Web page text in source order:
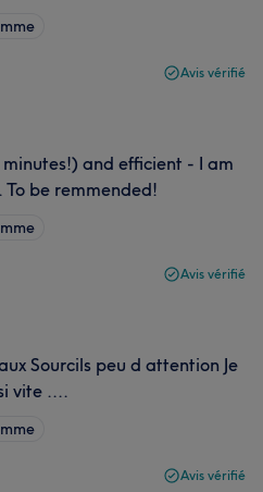
Avis vérifié
and efficient - I am
be remmended!
Avis vérifié
Sourcils peu d attention Je
vite ....
Avis vérifié